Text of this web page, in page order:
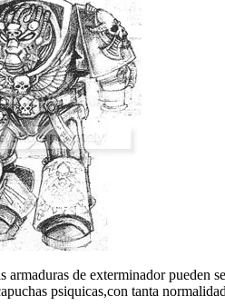
armaduras de exterminador pueden
psiquicas,con tanta